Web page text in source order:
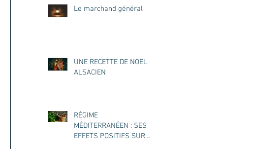
Le marchand général
UNE RECETTE DE NOËL
ALSACIEN
RÉGIME
MÉDITERRANÉEN : SES
EFFETS POSITIFS SUR